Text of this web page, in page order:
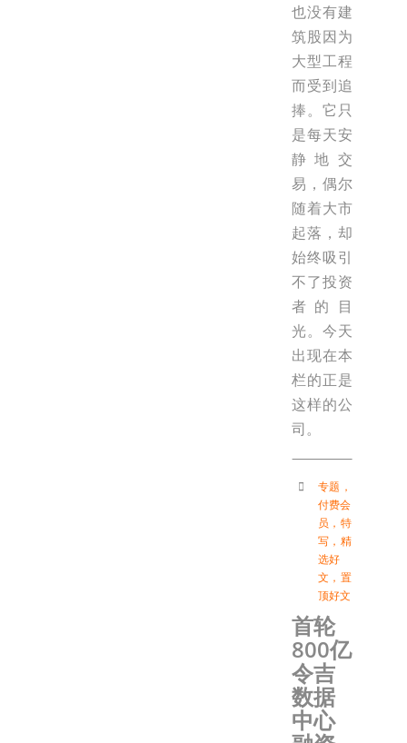
也没有建
筑股因为
大型工程
而受到追
捧。它只
是每天安
静地交
易，偶尔
随着大市
起落，却
始终吸引
不了投资
者的目
光。今天
出现在本
栏的正是
这样的公
司。
专题 ，
付费会
员 ， 特
写 ， 精
选好
文 ， 置
顶好文
首轮
800亿
令吉
数据
中心